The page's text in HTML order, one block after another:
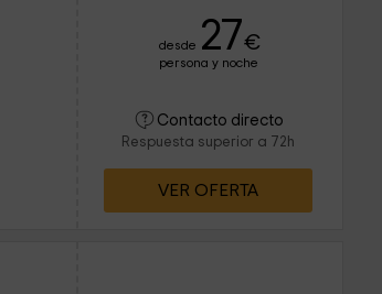
desde 27€
persona y noche
Contacto directo
Respuesta superior a 72h
VER OFERTA